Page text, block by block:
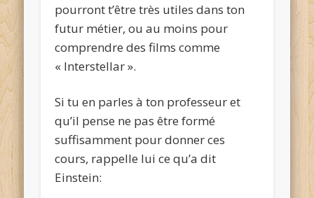
pourront t’être très utiles dans ton
futur métier, ou au moins pour
comprendre des films comme
« Interstellar ».
Si tu en parles à ton professeur et
qu’il pense ne pas être formé
suffisamment pour donner ces
cours, rappelle lui ce qu’a dit
Einstein: